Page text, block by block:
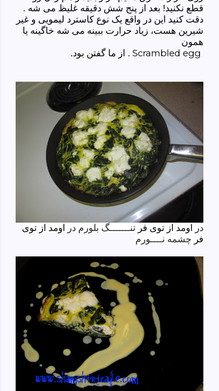
قطع نکنید! بعد از پنج شش دقیقه غلیظ می شه .
دقت کنید این در واقع یک نوع کاسترد لیمویی و غیر
شیرین هست، زیاد حرارت ببینه می شه خاگینه یا
همون
Scrambled egg . از ما گفتن بود.
در اومد از توی فر تنـــــــگ بلورم در اومد از توی
فر چشمه نــــورم